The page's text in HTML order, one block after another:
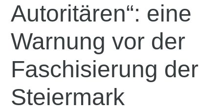
Autoritären“: eine
Warnung vor der
Faschisierung der
Steiermark